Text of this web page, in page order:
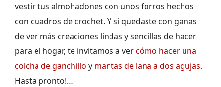
vestir tus almohadones con unos forros hechos
con cuadros de crochet. Y si quedaste con ganas
de ver más creaciones lindas y sencillas de hacer
para el hogar, te invitamos a vercómo hacer una
colcha de ganchillo y mantas de lana a dos agujas.
Hasta pronto!…